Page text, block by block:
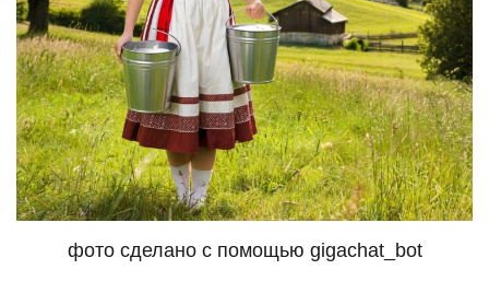
фото сделано с помощью gigachat_bot